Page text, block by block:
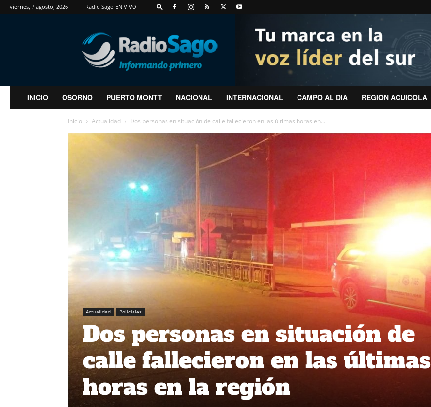
viernes, 7 agosto, 2026 Radio Sago EN VIVO
RadioSago
INICIO OSORNO PUERTO MONTT NACIONAL INTERNACIONAL CAMPO AL DÍA REGIÓN ACUÍCOLA
Inicio Actualidad Dos personas en situación de calle fallecieron en las últimas horas en...
Actualidad Policiales
Dos personas en situación de
calle fallecieron en las últimas
horas en la región